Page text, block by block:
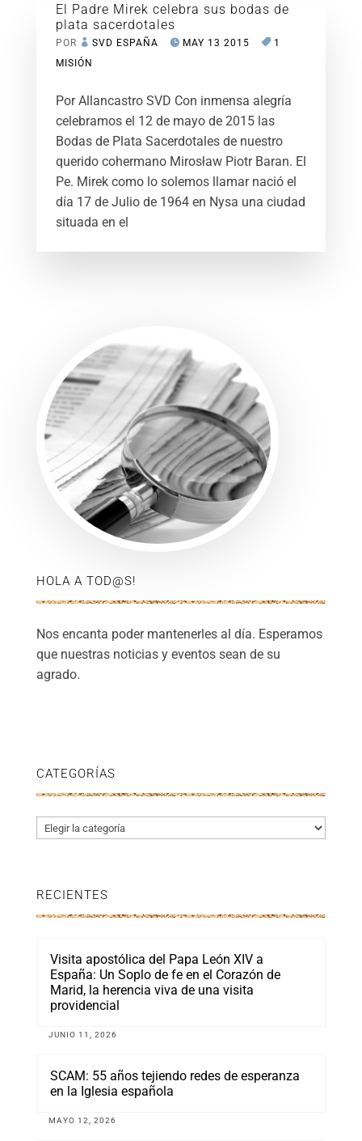
El Padre Mirek celebra sus bodas de
plata sacerdotales
POR SVD ESPAÑA MAY 13 2015
1
MISIÓN
Por Allancastro SVD Con inmensa alegría
celebramos el 12 de mayo de 2015 las
Bodas de Plata Sacerdotales de nuestro
querido cohermano Mirosław Piotr Baran. El
Pe. Mirek como lo solemos llamar nació el
día 17 de Julio de 1964 en Nysa una ciudad
situada en el
HOLA A TOD@S!
Nos encanta poder mantenerles al día. Esperamos
que nuestras noticias y eventos sean de su
agrado.
CATEGORÍAS
Categorías
RECIENTES
Visita apostólica del Papa León XIV a
España: Un Soplo de fe en el Corazón de
Marid, la herencia viva de una visita
providencial
JUNIO 11, 2026
SCAM: 55 años tejiendo redes de esperanza
en la Iglesia española
MAYO 12, 2026